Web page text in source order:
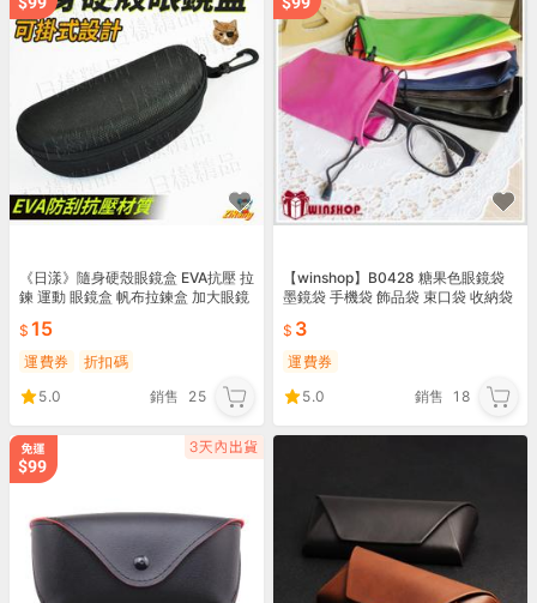
《日漾》隨身硬殼眼鏡盒 EVA抗壓 拉
鍊 運動 眼鏡盒 帆布拉鍊盒 加大眼鏡
15
運費券
折扣碼
5.0
銷售 25
【winshop】B0428 糖果色眼鏡袋
墨鏡袋 手機袋 飾品袋 束口袋 收納袋
3
運費券
5.0
銷售 18